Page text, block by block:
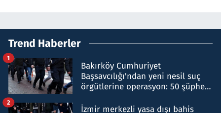
Trend Haberler
Bakırköy Cumhuriyet
Başsavcılığı'ndan yeni nesil suç
örgütlerine operasyon: 50 şüpheli
1
İzmir merkezli yasa dışı bahis
2